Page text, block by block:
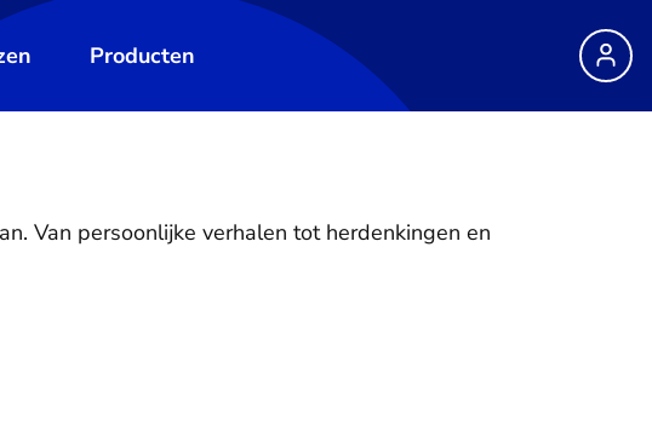
Producten
Van persoonlijke verhalen tot herdenkingen en